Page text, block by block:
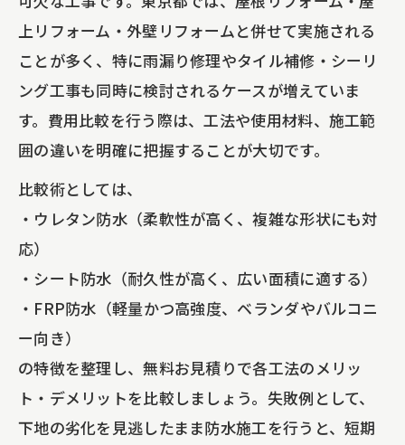
上リフォーム・外壁リフォームと併せて実施される
ことが多く、特に雨漏り修理やタイル補修・シーリ
ング工事も同時に検討されるケースが増えていま
す。費用比較を行う際は、工法や使用材料、施工範
囲の違いを明確に把握することが大切です。
比較術としては、
・ウレタン防水（柔軟性が高く、複雑な形状にも対
応）
・シート防水（耐久性が高く、広い面積に適する）
・FRP防水（軽量かつ高強度、ベランダやバルコニ
ー向き）
の特徴を整理し、無料お見積りで各工法のメリッ
ト・デメリットを比較しましょう。失敗例として、
下地の劣化を見逃したまま防水施工を行うと、短期